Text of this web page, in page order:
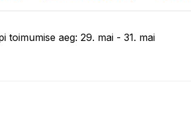
toimumise aeg: 29. mai - 31. mai